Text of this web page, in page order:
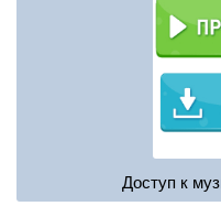
Доступ к